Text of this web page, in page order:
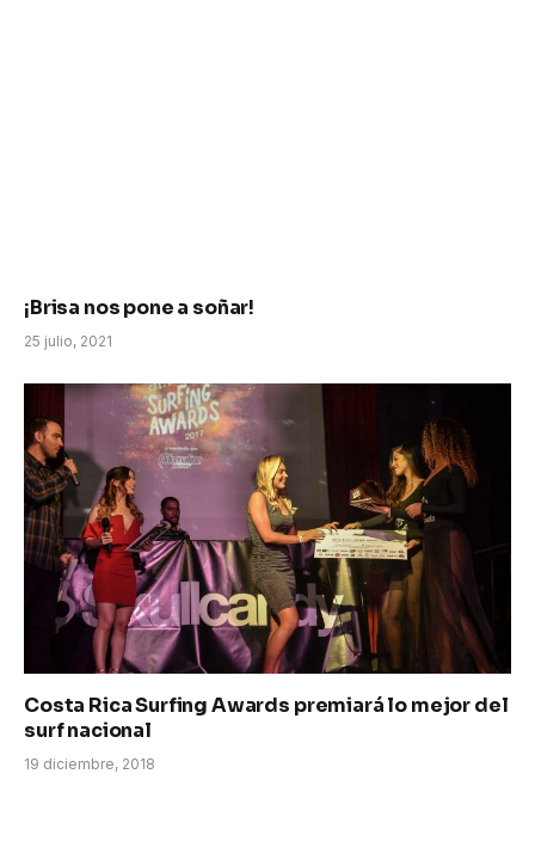
¡Brisa nos pone a soñar!
25 julio, 2021
Costa Rica Surfing Awards premiará lo mejor del
surf nacional
19 diciembre, 2018